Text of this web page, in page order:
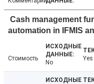
Cash management
automation in IFMIS
Стоимость
No
Yes